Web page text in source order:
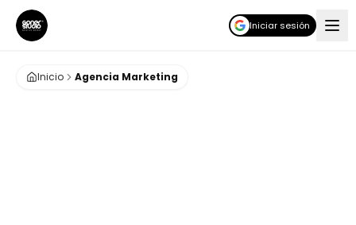
Iniciar sesión
Inicio Agencia Marketing